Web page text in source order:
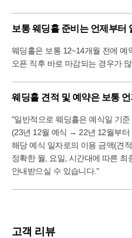
보통 웨딩홀 준비는 언제부터
웨딩홀은 보통 12~14개월 전에
오픈 직후 바로 마감되는 경우가
웨딩홀 견적 및 예약은 보통
"일반적으로 웨딩홀은 예식일 기
(23년 12월 예식 → 22년 12월부터
해당 예식 일자로의 이용 금액(견
정확한 월, 요일, 시간대에 따른 최
안내받으실 수 있습니다."
고객 리뷰